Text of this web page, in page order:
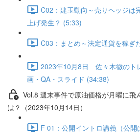
C02：建玉動向～売りヘッジは
上げ発生？ (5:33)
C03：まとめ～法定通貨を稼ぎ
2023年10月8日 佐々木徹のト
画・QA・スライド (34:38)
Vol.8 週末事件で原油価格が月曜に飛
は？（2023年10月14日）
F 01：公開イントロ講義（公